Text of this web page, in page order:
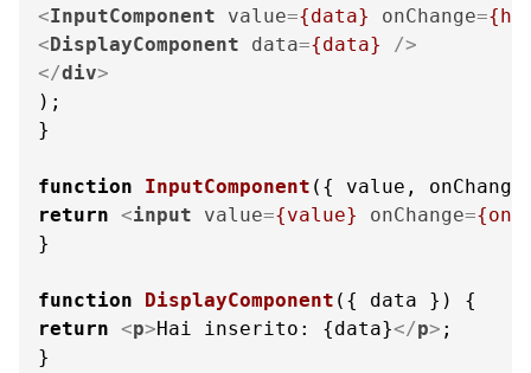
<InputComponent value={data} onChange=
<DisplayComponent data={data}
/>
</div>
);
}
function InputComponent ( { value,
return <input value={value} onChange=
}
function DisplayComponent ( { data }
return <p>Hai inserito: {data}</p> ;
}